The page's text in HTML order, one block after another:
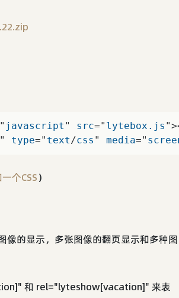
javascript " src=" lytebox .js
" type=" text/css " media="
个CSS）
的显示，多张图像的翻页显示和多种图
和 rel="lyteshow[vacation]" 来表